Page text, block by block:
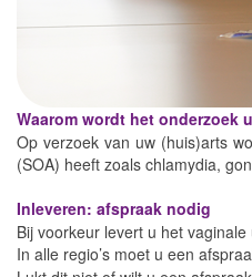
Waarom wordt het onderzoek
Op verzoek van uw (huis)arts
(SOA) heeft zoals chlamydia,
Inleveren: afspraak nodig
Bij voorkeur levert u het
In alle regio’s moet u een